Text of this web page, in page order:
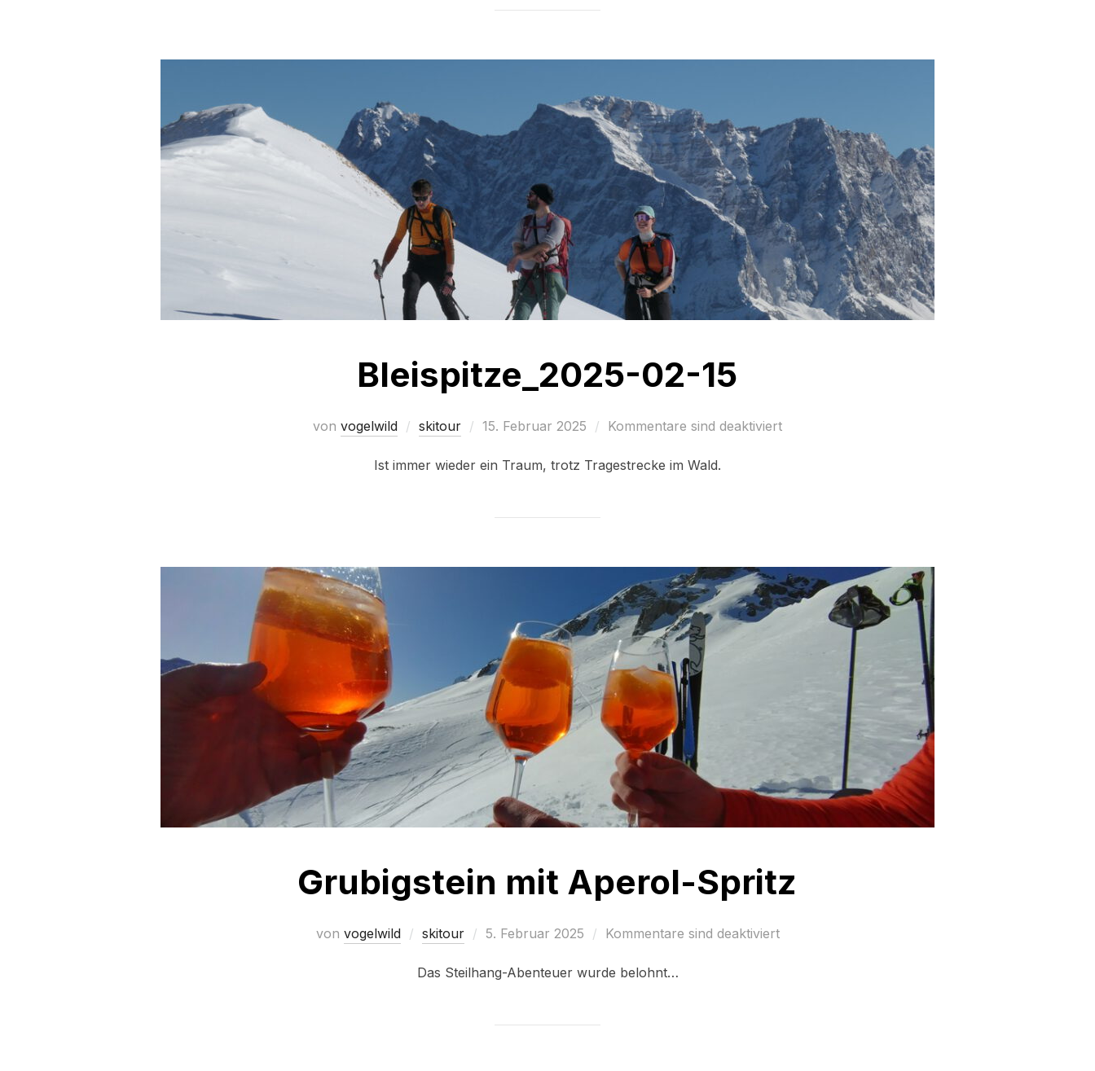
Bleispitze_2025-02-15
von vogelwild skitour
Veröffentlicht
15. Februar 2025 Kommentare sind deaktiviert
Ist immer wieder ein Traum, trotz Tragestrecke im Wald.
Grubigstein mit Aperol-Spritz
von vogelwild skitour
Veröffentlicht
5. Februar 2025 Kommentare sind deaktiviert
Das Steilhang-Abenteuer wurde belohnt…